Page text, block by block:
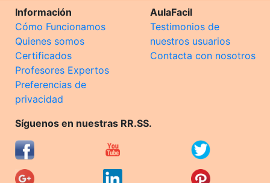
Información
Cómo Funcionamos
Quienes somos
Certificados
Profesores Expertos
Preferencias de
privacidad
AulaFacil
Testimonios de
nuestros usuarios
Contacta con nosotros
Síguenos en nuestras RR.SS.